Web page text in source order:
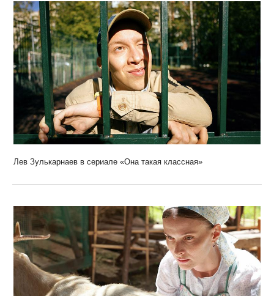
Лев Зулькарнаев в сериале «Она такая классная»